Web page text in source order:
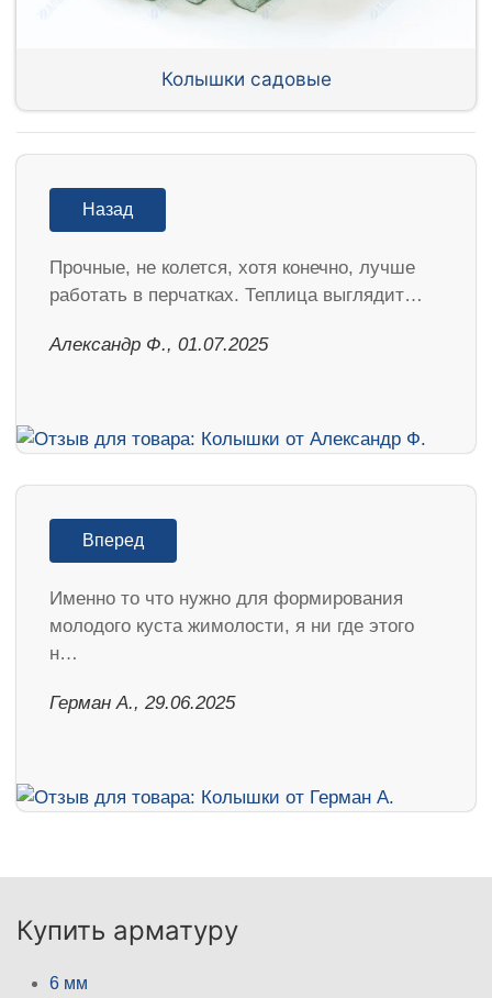
Колышки садовые
Назад
Прочные, не колется, хотя конечно, лучше
работать в перчатках. Теплица выглядит…
Александр Ф., 01.07.2025
Вперед
Именно то что нужно для формирования
молодого куста жимолости, я ни где этого
н…
Герман А., 29.06.2025
Купить арматуру
6 мм